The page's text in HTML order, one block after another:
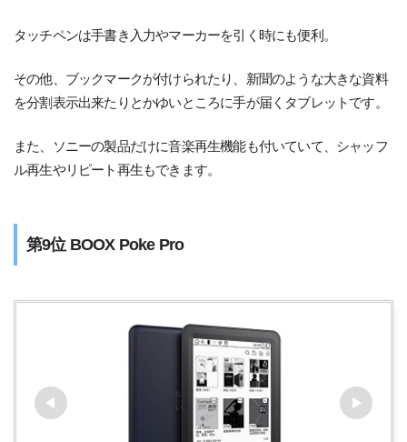
タッチペンは手書き入力やマーカーを引く時にも便利。
その他、ブックマークが付けられたり、新聞のような大きな資料
を分割表示出来たりとかゆいところに手が届くタブレットです。
また、ソニーの製品だけに音楽再生機能も付いていて、シャッフ
ル再生やリピート再生もできます。
第9位 BOOX Poke Pro